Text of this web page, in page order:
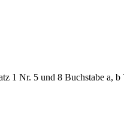
1 Nr. 5 und 8 Buchstabe a, b